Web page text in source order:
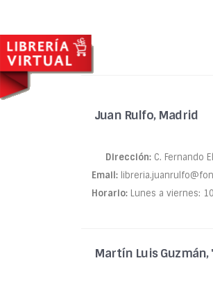
Juan Rulfo, Madrid
Dirección: C. Fernando
Email:
Horario: Lunes a viernes:
Martín Luis Guzmán,